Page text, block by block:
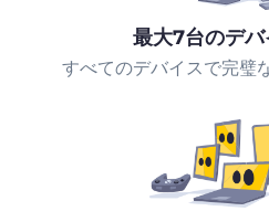
最大7台のデ
すべてのデバイスで完璧